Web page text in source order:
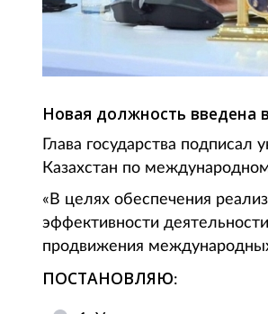
Новая должность введена
Глава государства
Казахстан по
«В целях обеспечения
эффективности
продвижения
ПОСТАНОВЛЯЮ: